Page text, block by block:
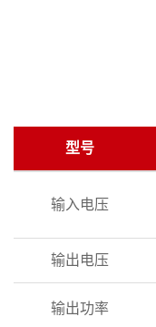
型号
输入电压
输出电压
输出功率